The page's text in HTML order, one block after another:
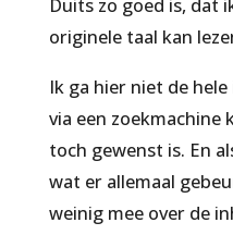
Duits zo goed is, dat
originele taal kan
Ik ga hier niet de
via een zoekmachine
toch gewenst is. En
wat er allemaal
weinig mee over de